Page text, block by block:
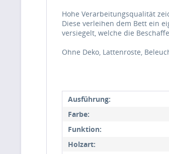
Hohe Verarbeitungsqualität
Diese verleihen dem Bett ein
versiegelt, welche die
Ohne Deko, Lattenroste,
Ausführung:
Farbe:
Funktion:
Holzart: